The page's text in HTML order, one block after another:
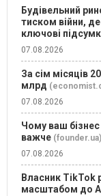
Будівельний
тиском війни,
ключові
07.08.2026
За сім місяців
млрд
07.08.2026
Чому ваш
важче (founder.ua)
07.08.2026
Власник TikTok
масштабом до